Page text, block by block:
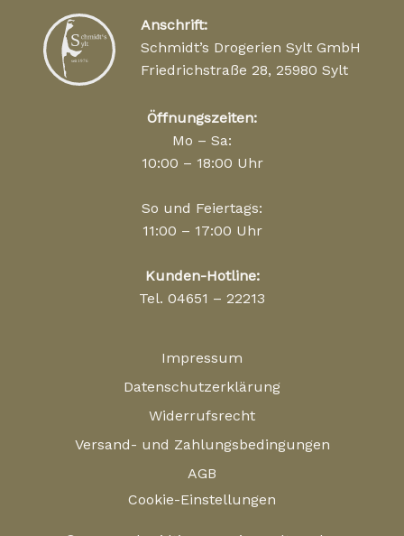
Anschrift:
Schmidt’s Drogerien Sylt GmbH
Friedrichstraße 28, 25980 Sylt
Öffnungszeiten:
Mo – Sa:
10:00 – 18:00 Uhr
So und Feiertags:
11:00 – 17:00 Uhr
Kunden-Hotline:
Tel. 04651 – 22213
Impressum
Datenschutzerklärung
Widerrufsrecht
Versand- und Zahlungsbedingungen
AGB
Cookie-Einstellungen